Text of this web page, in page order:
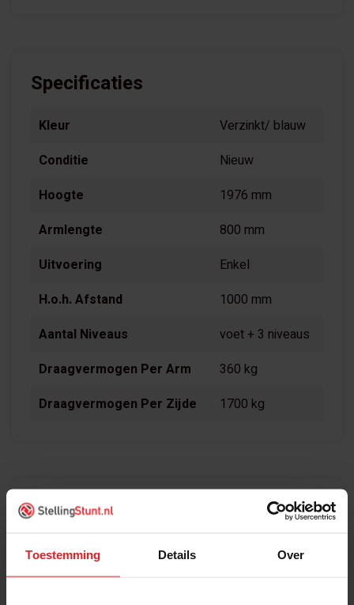
Toestemming Details Over
Specificaties
Kleur
Verzinkt/ blauw
Conditie
Nieuw
Hoogte
1976 mm
Armlengte
800 mm
Uitvoering
Enkel
H.o.h. Afstand
1000 mm
Aantal Niveaus
voet + 3 niveaus
Draagvermogen Per Arm
360 kg
Draagvermogen Per Zijde
1700 kg
Wat is inbegrepen?
1976x1000x800mm (hxbxd) bestaat uit: